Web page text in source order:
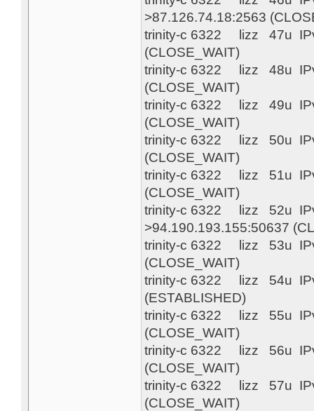
>87.126.74.18:2563
trinity-c 6322 lizz 47u
(CLOSE_WAIT)
trinity-c 6322 lizz 48u
(CLOSE_WAIT)
trinity-c 6322 lizz 49u
(CLOSE_WAIT)
trinity-c 6322 lizz 50u
(CLOSE_WAIT)
trinity-c 6322 lizz 51u
(CLOSE_WAIT)
trinity-c 6322 lizz 52u
>94.190.193.155:50637
trinity-c 6322 lizz 53u
(CLOSE_WAIT)
trinity-c 6322 lizz 54u
(ESTABLISHED)
trinity-c 6322 lizz 55u
(CLOSE_WAIT)
trinity-c 6322 lizz 56u
(CLOSE_WAIT)
trinity-c 6322 lizz 57u
(CLOSE_WAIT)